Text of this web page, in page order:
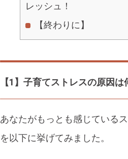
レッシュ！
【終わりに】
【1】子育てストレスの原因は
あなたがもっとも感じている
を以下に挙げてみました。